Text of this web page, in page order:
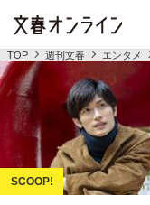
TOP 週刊文春 エンタメ